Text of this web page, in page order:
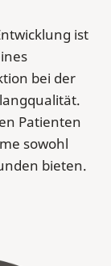
ist
bei der
Patienten
sowohl
bieten.